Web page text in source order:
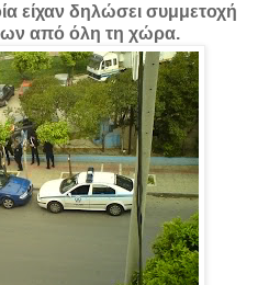
είχαν δηλώσει συμμετοχή
από όλη τη χώρα.